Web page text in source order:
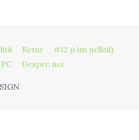
Retur
#12 (cím nélkül)
Despre noi